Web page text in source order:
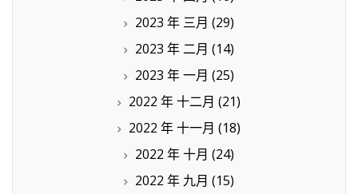
2023 年 三月 (29)
2023 年 二月 (14)
2023 年 一月 (25)
2022 年 十二月 (21)
2022 年 十一月 (18)
2022 年 十月 (24)
2022 年 九月 (15)